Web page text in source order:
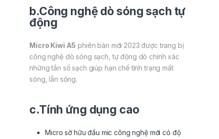
b.Công nghệ dò sóng sạch tự
động
Micro Kiwi A5 phiên bản mới 2023 được trang bị
công nghệ dò sóng sạch, tự động dò chính xác
những tần số sạch giúp hạn chế tình trạng mất
sóng, lẫn sóng.
c.Tính ứng dụng cao
Micro sở hữu đầu mic công nghệ mới có độ